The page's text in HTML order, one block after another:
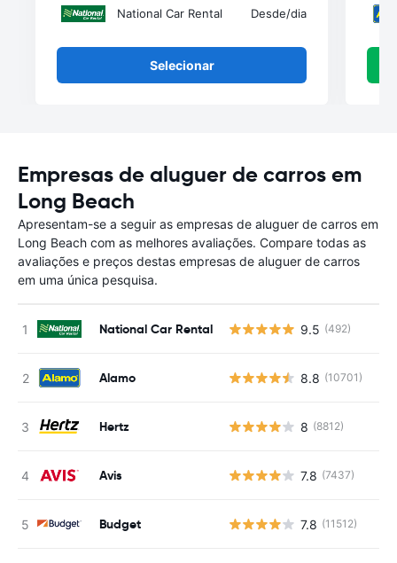
National Car Rental Desde/dia
Selecionar
Empresas de aluguer de carros em
Long Beach
Apresentam-se a seguir as empresas de aluguer de carros em
Long Beach com as melhores avaliações. Compare todas as
avaliações e preços destas empresas de aluguer de carros
em uma única pesquisa.
National Car Rental 9.5 (492)
Alamo 8.8 (10701)
Hertz 8 (8812)
Avis 7.8 (7437)
Budget 7.8 (11512)